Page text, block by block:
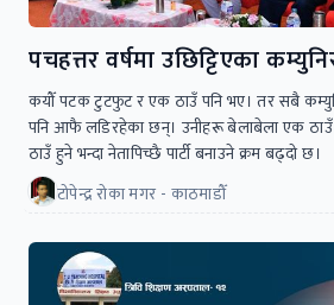
पचहत्तर वर्षमा उछिट्टिएका
कयौँ पटक टुटफुट र एक ठाउँ पनि भए। तर सबै
पनि आफै लडिरहेका छन्। उनीहरू बेलाबेला एक ठाउँ
ठाउँ हुने भन्दा नेतापिच्छै पार्टी बनाउने क्रम बढ्दो छ।
टोपेन्द्र रोका मगर - काठमाडौँ